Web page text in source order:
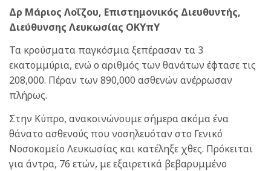
Δρ Μάριος Λοΐζου, Επιστημονικός Διευθυντής,
Διεύθυνσης Λευκωσίας ΟΚΥπΥ
Τα κρούσματα παγκόσμια ξεπέρασαν τα 3
εκατομμύρια, ενώ ο αριθμός των θανάτων έφτασε τις
208,000. Πέραν των 890,000 ασθενών ανέρρωσαν
πλήρως.
Στην Κύπρο, ανακοινώνουμε σήμερα ακόμα ένα
θάνατο ασθενούς που νοσηλευόταν στο Γενικό
Νοσοκομείο Λευκωσίας και κατέληξε χθες. Πρόκειται
για άντρα, 76 ετών, με εξαιρετικά βεβαρυμμένο